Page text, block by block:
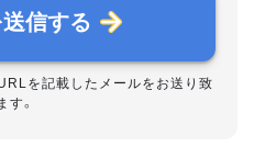
信する
を記載したメールをお送り致
す。